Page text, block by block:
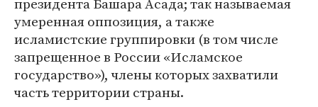
умеренная оппозиция, а также
исламистские группировки (в том числе
запрещенное в России «Исламское
государство»), члены которых захватили
часть территории страны.